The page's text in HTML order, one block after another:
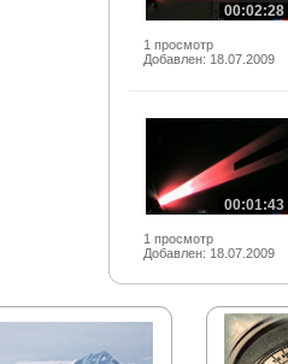
00:02:28
1 просмотр
Добавлен: 18.07.2009
00:01:43
1 просмотр
Добавлен: 18.07.2009